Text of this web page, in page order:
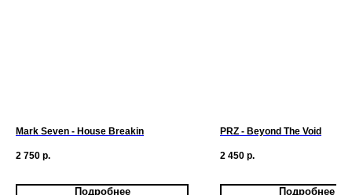
Mark Seven - House Breakin
2 750 р.
Подробнее
PRZ - Beyond The Void
2 450 р.
Подробнее